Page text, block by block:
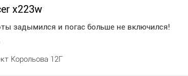
x223w
задымился и погас больше не включился!
Корольова 12Г